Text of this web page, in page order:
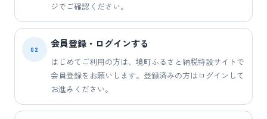
ジでご確認ください。
02 会員登録・ログインする
はじめてご利用の方は、境町ふるさと納税特設サイトで
会員登録をお願いします。登録済みの方はログインして
お進みください。